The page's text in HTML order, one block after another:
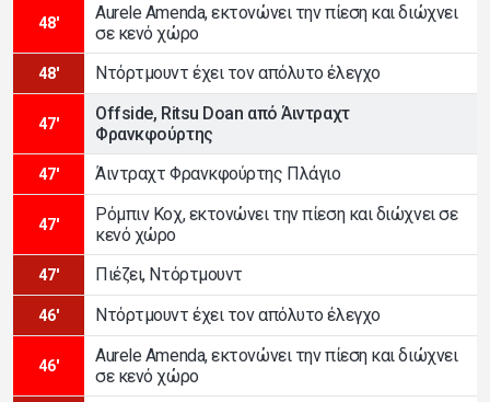
48'
Aurele Amenda, εκτονώνει την πίεση και διώχνει
σε κενό χώρο
48' Ντόρτμουντ έχει τον απόλυτο έλεγχο
47'
Offside, Ritsu Doan από Άιντραχτ
Φρανκφούρτης
47' Άιντραχτ Φρανκφούρτης Πλάγιο
47'
Ρόμπιν Κοχ, εκτονώνει την πίεση και διώχνει σε
κενό χώρο
47' Πιέζει, Ντόρτμουντ
46' Ντόρτμουντ έχει τον απόλυτο έλεγχο
46'
Aurele Amenda, εκτονώνει την πίεση και διώχνει
σε κενό χώρο